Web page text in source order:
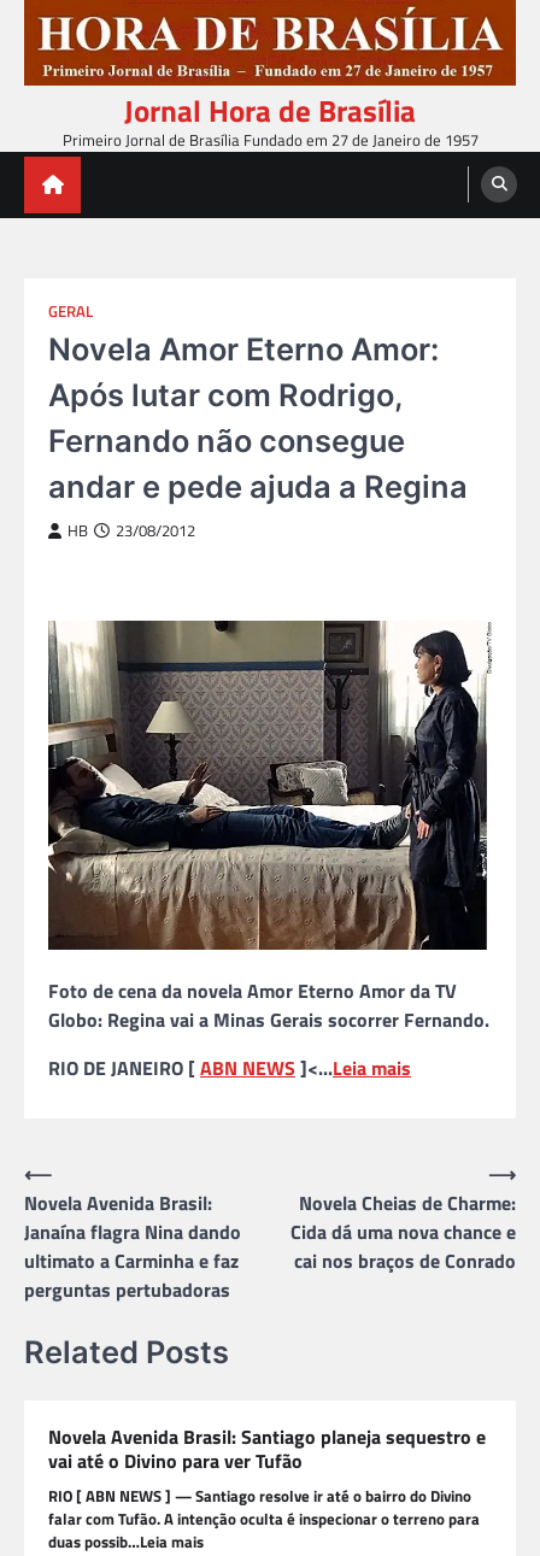
content
Jornal Hora de Brasília
Primeiro Jornal de Brasília Fundado em 27 de Janeiro de 1957
GERAL
Novela Amor Eterno Amor:
Após lutar com Rodrigo,
Fernando não consegue
andar e pede ajuda a Regina
HB 23/08/2012
Foto de cena da novela Amor Eterno Amor da TV
Globo: Regina vai a Minas Gerais socorrer Fernando.
RIO DE JANEIRO [ABN NEWS ]<...Leia mais
Navegação
de
Post
⟵
Novela Avenida Brasil:
Janaína flagra Nina dando
ultimato a Carminha e faz
perguntas pertubadoras
Novela Cheias de Charme:
Cida dá uma nova chance e
cai nos braços de Conrado
⟶
Related Posts
Novela Avenida Brasil: Santiago planeja sequestro e
vai até o Divino para ver Tufão
RIO [ ABN NEWS ] — Santiago resolve ir até o bairro do Divino
falar com Tufão. A intenção oculta é inspecionar o terreno para
duas possib…Leia mais